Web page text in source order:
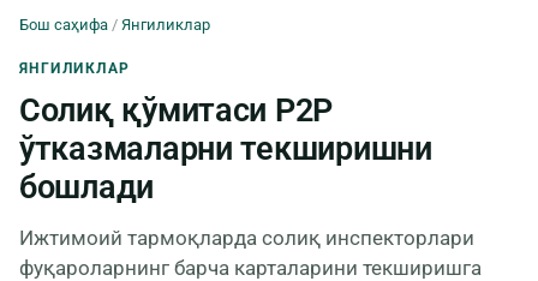
Бош саҳифа / Янгиликлар
ЯНГИЛИКЛАР
Солиқ қўмитаси P2P
ўтказмаларни текширишни
бошлади
Ижтимоий тармоқларда солиқ инспекторлари
фуқароларнинг барча карталарини текширишга